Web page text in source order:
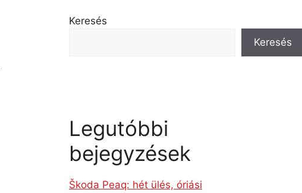
Keresés
Keresés
Legutóbbi
bejegyzések
Škoda Peaq: hét ülés, óriási